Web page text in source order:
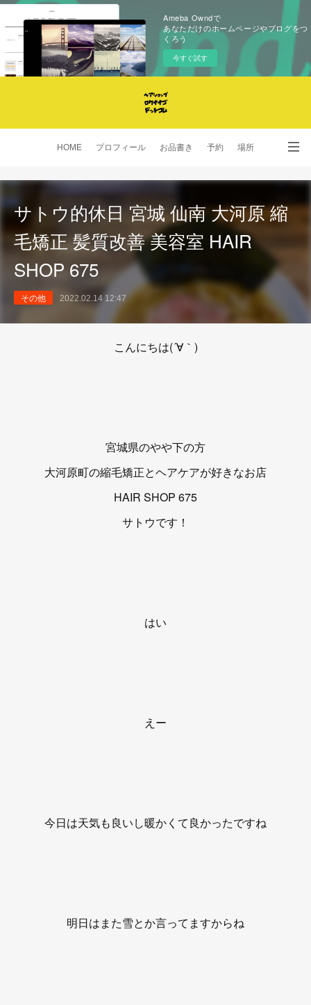
Ameba Owndで
あなただけのホームページやブログをつ
くろう
今すぐ試す
HOME プロフィール お品書き 予約 場所
SNS
サトウ的休日 宮城 仙南 大河原 縮
毛矯正 髪質改善 美容室 HAIR
SHOP 675
その他 2022.02.14 12:47
こんにちは(´∀｀)
宮城県のやや下の方
大河原町の縮毛矯正とヘアケアが好きなお店
HAIR SHOP 675
サトウです！
はい
えー
今日は天気も良いし暖かくて良かったですね
明日はまた雪とか言ってますからね